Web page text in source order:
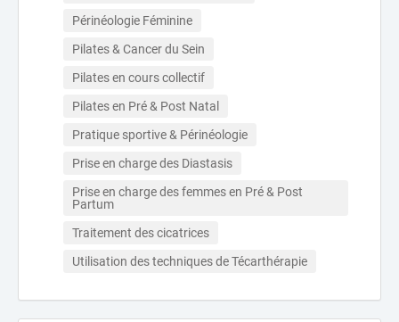
Périnéologie Féminine
Pilates & Cancer du Sein
Pilates en cours collectif
Pilates en Pré & Post Natal
Pratique sportive & Périnéologie
Prise en charge des Diastasis
Prise en charge des femmes en Pré & Post
Partum
Traitement des cicatrices
Utilisation des techniques de Técarthérapie